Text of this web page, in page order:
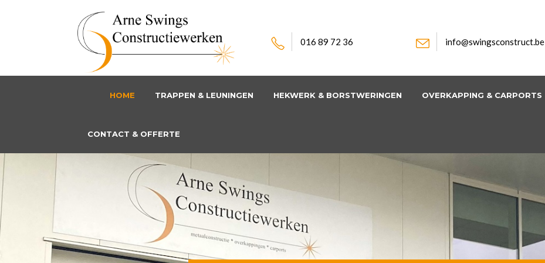
016 89 72 36 info@swingsconstruct.be
HOME TRAPPEN & LEUNINGEN HEKWERK & BORSTWERINGEN OVERKAPPING & CARPORTS
CONTACT & OFFERTE